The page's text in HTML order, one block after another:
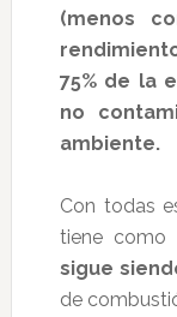
(menos
75% de la
no
ambiente.
Con todas
tiene como
sigue
de